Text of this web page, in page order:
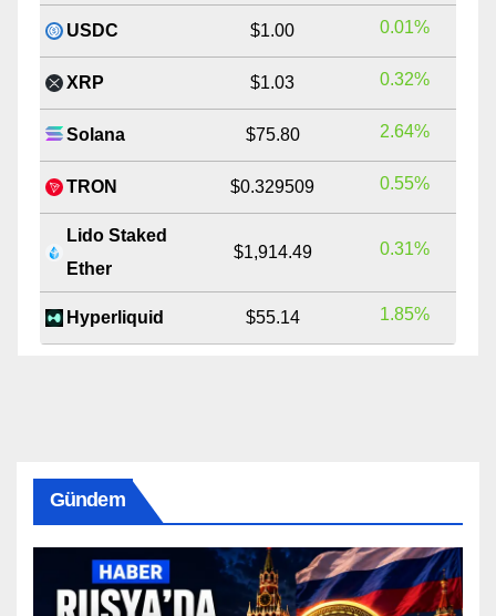
USDC $1.00 0.01%
XRP $1.03 0.32%
Solana $75.80 2.64%
TRON $0.329509 0.55%
Lido Staked
Ether
$1,914.49 0.31%
Hyperliquid $55.14 1.85%
Gündem